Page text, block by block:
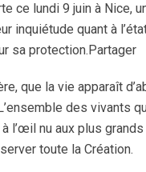
ce lundi 9 juin à Nice,
quant à
sa protection.Partager
que la vie apparaît
des vivants
l’œil nu aux plus
toute la Création.